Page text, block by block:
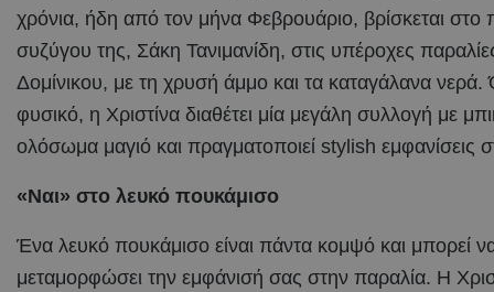
χρόνια, ήδη από τον μήνα Φεβρουάριο, βρίσκεται στο
συζύγου της, Σάκη Τανιμανίδη, στις υπέροχες
Δομίνικου, με τη χρυσή άμμο και τα καταγάλανα νερά.
φυσικό, η Χριστίνα διαθέτει μία μεγάλη συλλογή με
ολόσωμα μαγιό και πραγματοποιεί stylish εμφανίσεις
«Ναι» στο λευκό πουκάμισο
Ένα λευκό πουκάμισο είναι πάντα κομψό και μπορεί
μεταμορφώσει την εμφάνισή σας στην παραλία. Η